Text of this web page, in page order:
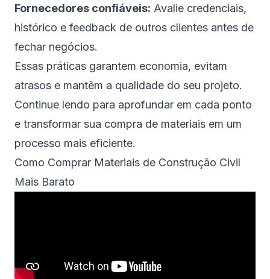
Fornecedores confiáveis: Avalie credenciais,
histórico e feedback de outros clientes antes de
fechar negócios.
Essas práticas garantem economia, evitam
atrasos e mantêm a qualidade do seu projeto.
Continue lendo para aprofundar em cada ponto
e transformar sua compra de materiais em um
processo mais eficiente.
Como Comprar Materiais de Construção Civil
Mais Barato